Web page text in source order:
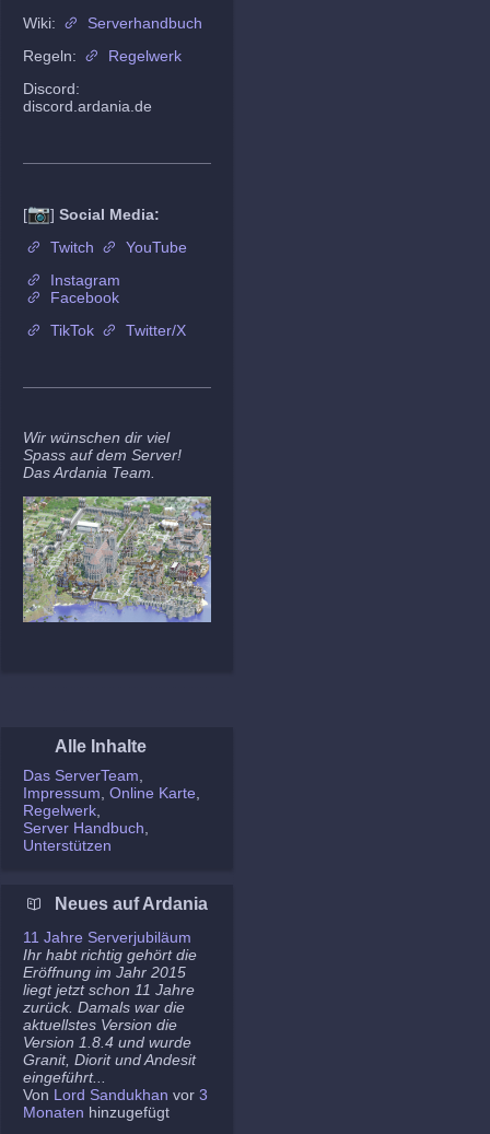
Wiki:
Serverhandbuch
Regeln:
Regelwerk
Discord:
discord.ardania.de
[📷] Social Media:
Twitch
YouTube
Instagram
Facebook
TikTok
Twitter/X
Wir wünschen dir viel
Spass auf dem Server!
Das Ardania Team.
Alle Inhalte
Das ServerTeam
Impressum Online Karte
Regelwerk
Server Handbuch
Unterstützen
Neues auf Ardania
11 Jahre Serverjubiläum
Ihr habt richtig gehört die
Eröffnung im Jahr 2015
liegt jetzt schon 11 Jahre
zurück. Damals war die
aktuellstes Version die
Version 1.8.4 und wurde
Granit, Diorit und Andesit
eingeführt...
Von Lord Sandukhan vor 3
Monaten hinzugefügt